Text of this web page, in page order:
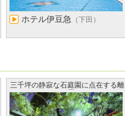
ホテル伊豆急 （下田）
三千坪の静寂な石庭園に点在する離
れ屋